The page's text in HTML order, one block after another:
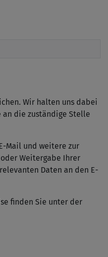
Wir halten uns dabei
an die zuständige Stelle
Mail und weitere zur
Weitergabe Ihrer
Daten an den E-
finden Sie unter der